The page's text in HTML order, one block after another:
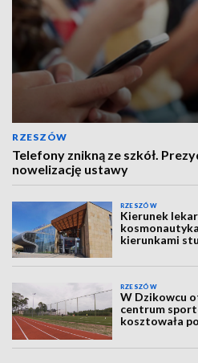
RZESZÓW
Telefony znikną ze szkół.
nowelizację ustawy
RZESZÓW
Kierunek
kierunkami
RZESZÓW
W Dzikowcu
centrum
kosztowała